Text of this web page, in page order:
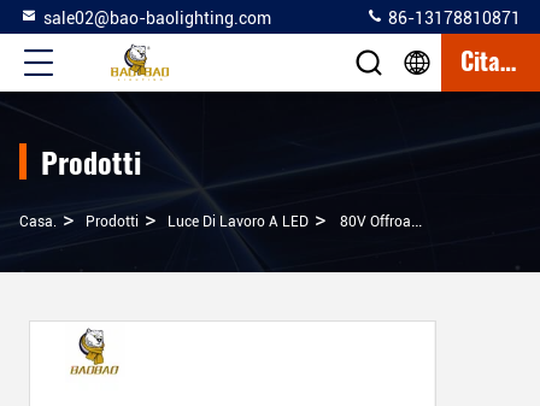
sale02@bao-baolighting.com 86-13178810871
Citazione
Prodotti
Casa. > Prodotti > Luce Di Lavoro A LED > 80V Offroad Auto Work Light 40W Rettangolo Bianco Giallo Flash